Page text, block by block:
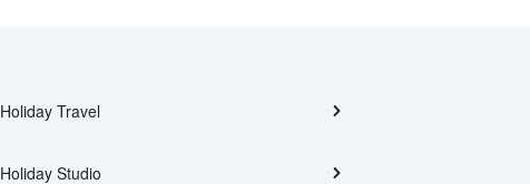
Holiday Travel
Holiday Studio